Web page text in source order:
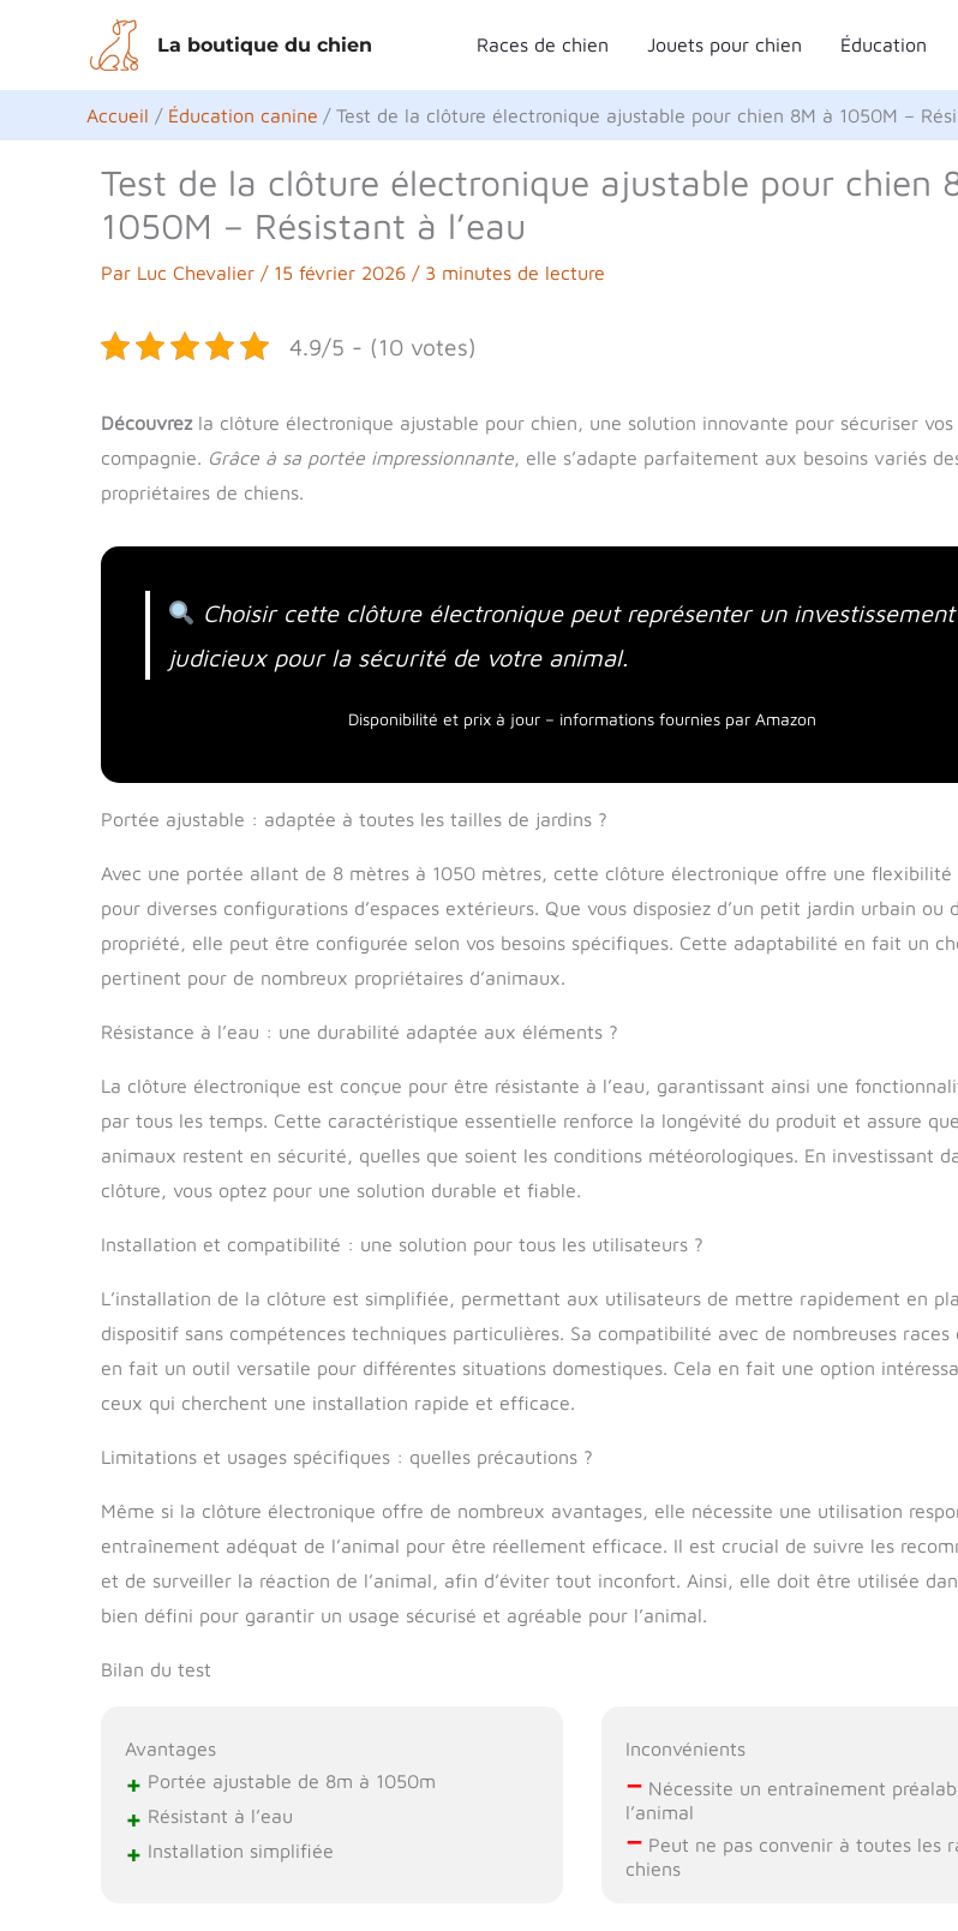
contenu
La boutique du chien Races de chien Jouets pour chien Éducation
Accueil Éducation canine Test de la clôture électronique ajustable pour chien 8M à 1050M –
Test de la clôture électronique ajustable pour chien
1050M – Résistant à l’eau
Par Luc Chevalier / 15 février 2026 / 3 minutes de lecture
4.9/5 - (10 votes)
Découvrezla clôture électronique ajustable pour chien, une solution innovante pour sécuriser
compagnie. Grâce à sa portée impressionnante, elle s’adapte parfaitement aux besoins variés
propriétaires de chiens.
Choisir cette clôture électronique peut représenter un investissement
judicieux pour la sécurité de votre animal.
Disponibilité et prix à jour – informations fournies par Amazon
Portée ajustable : adaptée à toutes les tailles de jardins ?
Avec une portée allant de 8 mètres à 1050 mètres, cette clôture électronique offre une flexibilité
pour diverses configurations d’espaces extérieurs. Que vous disposiez d’un petit jardin urbain ou
propriété, elle peut être configurée selon vos besoins spécifiques. Cette adaptabilité en fait un
pertinent pour de nombreux propriétaires d’animaux.
Résistance à l’eau : une durabilité adaptée aux éléments ?
La clôture électronique est conçue pour être résistante à l’eau, garantissant ainsi une
par tous les temps. Cette caractéristique essentielle renforce la longévité du produit et assure
animaux restent en sécurité, quelles que soient les conditions météorologiques. En investissant
clôture, vous optez pour une solution durable et fiable.
Installation et compatibilité : une solution pour tous les utilisateurs ?
L’installation de la clôture est simplifiée, permettant aux utilisateurs de mettre rapidement en
dispositif sans compétences techniques particulières. Sa compatibilité avec de nombreuses races
en fait un outil versatile pour différentes situations domestiques. Cela en fait une option
ceux qui cherchent une installation rapide et efficace.
Limitations et usages spécifiques : quelles précautions ?
Même si la clôture électronique offre de nombreux avantages, elle nécessite une utilisation
entraînement adéquat de l’animal pour être réellement efficace. Il est crucial de suivre les
et de surveiller la réaction de l’animal, afin d’éviter tout inconfort. Ainsi, elle doit être utilisée
bien défini pour garantir un usage sécurisé et agréable pour l’animal.
Bilan du test
Avantages
+ Portée ajustable de 8m à 1050m
+ Résistant à l’eau
+ Installation simplifiée
Inconvénients
– Nécessite un entraînement
l’animal
– Peut ne pas convenir à toutes les
chiens